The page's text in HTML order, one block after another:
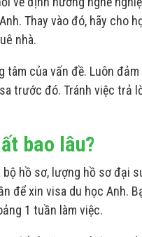
Thay vào đó, hãy cho
nhà.
tâm của vấn đề. Luôn
trước đó. Tránh việc trả
bao lâu?
hồ sơ, lượng hồ sơ đại
để xin visa du học Anh.
1 tuần làm việc.